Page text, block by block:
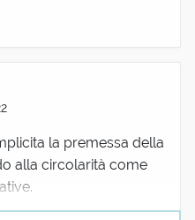
la premessa della
alla circolarità come